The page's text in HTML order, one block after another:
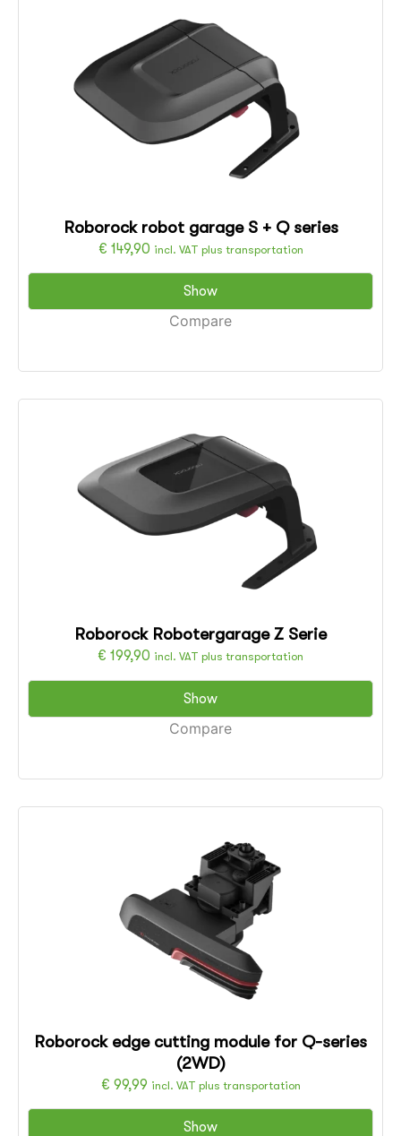
Roborock robot garage S + Q series
€ 149,90 incl. VAT plus transportation
Show
Compare
Roborock Robotergarage Z Serie
€ 199,90 incl. VAT plus transportation
Show
Compare
Roborock edge cutting module for Q-series
(2WD)
€ 99,99 incl. VAT plus transportation
Show